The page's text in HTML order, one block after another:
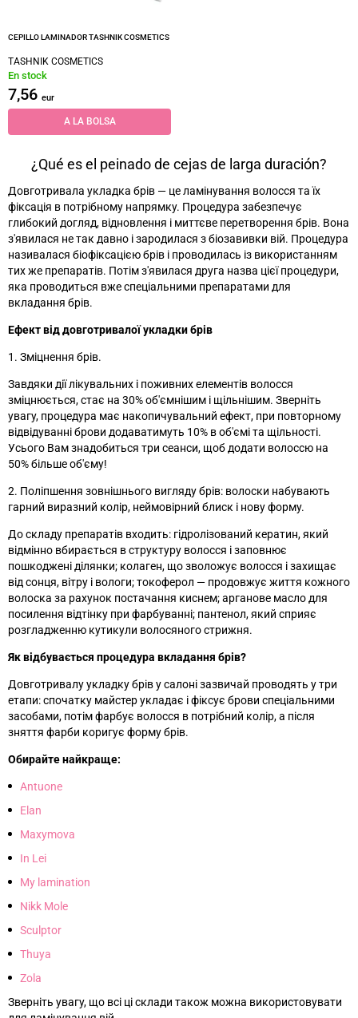
CEPILLO LAMINADOR TASHNIK COSMETICS
TASHNIK COSMETICS
En stock
7,56 eur
A LA BOLSA
¿Qué es el peinado de cejas de larga duración?
Довготривала укладка брів — це ламінування волосся та їх
фіксація в потрібному напрямку. Процедура забезпечує
глибокий догляд, відновлення і миттєве перетворення брів. Вона
з'явилася не так давно і зародилася з біозавивки вій. Процедура
називалася біофіксацією брів і проводилась із використанням
тих же препаратів. Потім з'явилася друга назва цієї процедури,
яка проводиться вже спеціальними препаратами для
вкладання брів.
Ефект від довготривалої укладки брів
1. Зміцнення брів.
Завдяки дії лікувальних і поживних елементів волосся
зміцнюється, стає на 30% об'ємнішим і щільнішим. Зверніть
увагу, процедура має накопичувальний ефект, при повторному
відвідуванні брови додаватимуть 10% в об'ємі та щільності.
Усього Вам знадобиться три сеанси, щоб додати волоссю на
50% більше об'єму!
2. Поліпшення зовнішнього вигляду брів: волоски набувають
гарний виразний колір, неймовірний блиск і нову форму.
До складу препаратів входить: гідролізований кератин, який
відмінно вбирається в структуру волосся і заповнює
пошкоджені ділянки; колаген, що зволожує волосся і захищає
від сонця, вітру і вологи; токоферол — продовжує життя кожного
волоска за рахунок постачання киснем; арганове масло для
посилення відтінку при фарбуванні; пантенол, який сприяє
розгладженню кутикули волосяного стрижня.
Як відбувається процедура вкладання брів?
Довготривалу укладку брів у салоні зазвичай проводять у три
етапи: спочатку майстер укладає і фіксує брови спеціальними
засобами, потім фарбує волосся в потрібний колір, а після
зняття фарби коригує форму брів.
Обирайте найкраще:
Antuone
Elan
Maxymova
In Lei
My lamination
Nikk Mole
Sculptor
Thuya
Zola
Зверніть увагу, що всі ці склади також можна використовувати